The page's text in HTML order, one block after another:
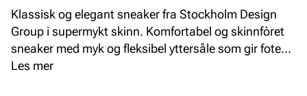
Klassisk og elegant sneaker fra Stockholm Design
Group i supermykt skinn. Komfortabel og skinnfòret
sneaker med myk og fleksibel yttersåle som gir foten
optimal komfort hele dagen.
Les mer